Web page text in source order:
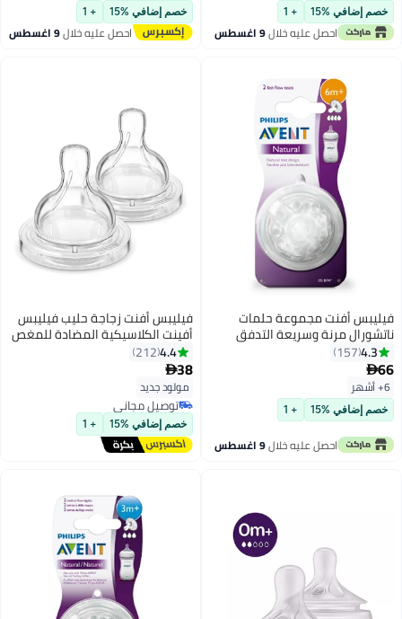
في 7 يوم
%15
+ 1
احصل عليه خلال9 اغسطس
توصيل مجاني
خصم إضافي %15 + 1
احصل عليه خلال9 اغسطس
فيليبس أفنت مجموعة حلمات
مرنة وسريعة التدفق
فوق، من قطعتين، بلون
%15
+ 1
احصل عليه خلال9 اغسطس
فيليبس أفنت زجاجة حليب فيليبس
أفينت الكلاسيكية المضادة للمغص
212
مولود جديد
توصيل مجاني
توصيل مجاني
خصم إضافي %15 + 1